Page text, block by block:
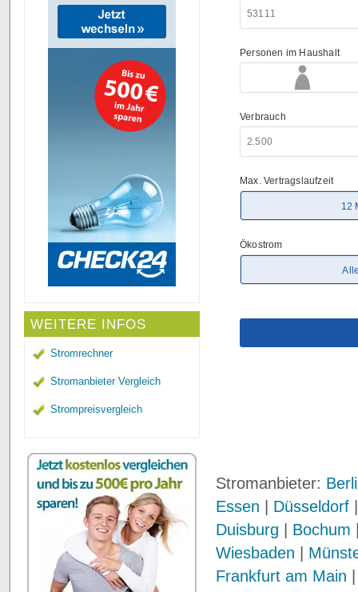
WEITERE INFOS
Stromrechner
Stromanbieter Vergleich
Strompreisvergleich
Stromanbieter:
Essen
Düsseldorf
Duisburg
Bochum
Wiesbaden
Frankfurt am Main